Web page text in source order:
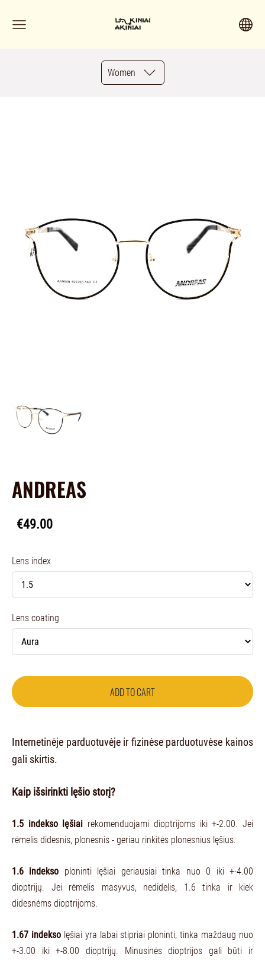
Women
ANDREAS
€49.00
Lens index
Lens coating
ADD TO CART
Internetinėje parduotuvėje ir fizinėse parduotuvėse kainos
gali skirtis.
Kaip išsirinkti lęšio storį?
1.5 indekso lęšiai rekomenduojami dioptrijoms iki +-2.00. Jei
rėmelis didesnis, plonesnis - geriau rinkitės plonesnius lęšius.
1.6 indekso ploninti lęšiai geriausiai tinka nuo 0 iki +-4.00
dioptrijų. Jei rėmelis masyvus, nedidelis, 1.6 tinka ir kiek
didesnėms dioptrijoms.
1.67 indeksolęšiai yra labai stipriai ploninti, tinka maždaug nuo
+-3.00 iki +-8.00 dioptrijų. Minusinės dioptrijos gali būti ir